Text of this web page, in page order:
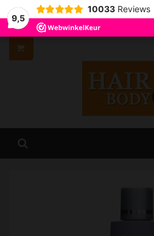
9,5
10033 Reviews